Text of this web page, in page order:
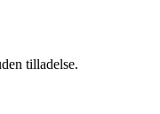
tilladelse.